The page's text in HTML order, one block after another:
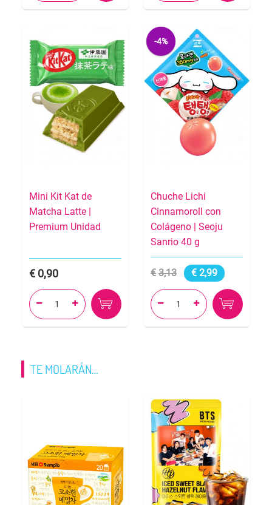
Mini Kit Kat de
Matcha Latte |
Premium Unidad
0,90
 
-4%
Chuche Lichi
Cinnamoroll con
Colágeno | Seoju
Sanrio 40 g
3,13 2,99
 
TE MOLARÁN…